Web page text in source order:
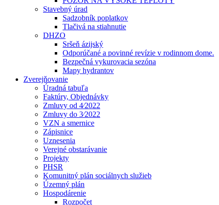
Stavebný úrad
Sadzobník poplatkov
Tlačivá na stiahnutie
DHZO
Sršeň ázijský
Odporúčané a povinné revízie v rodinnom dome.
Bezpečná vykurovacia sezóna
Mapy hydrantov
Zverejňovanie
Úradná tabuľa
Faktúry, Objednávky
Zmluvy od 4⁄2022
Zmluvy do 3⁄2022
VZN a smernice
Zápisnice
Uznesenia
Verejné obstarávanie
Projekty
PHSR
Komunitný plán sociálnych služieb
Územný plán
Hospodárenie
Rozpočet